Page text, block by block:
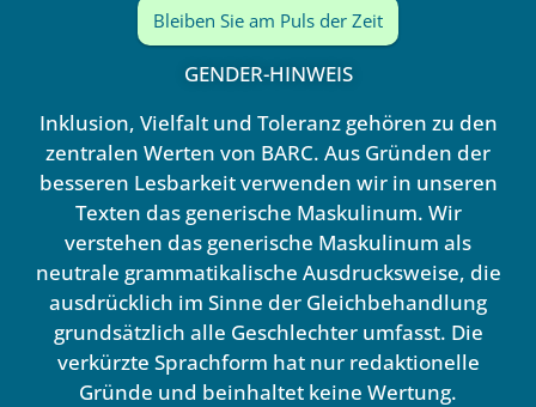
Bleiben Sie am Puls der Zeit
GENDER-HINWEIS
Inklusion, Vielfalt und Toleranz gehören zu den
zentralen Werten von BARC. Aus Gründen der
besseren Lesbarkeit verwenden wir in unseren
Texten das generische Maskulinum. Wir
verstehen das generische Maskulinum als
neutrale grammatikalische Ausdrucksweise, die
ausdrücklich im Sinne der Gleichbehandlung
grundsätzlich alle Geschlechter umfasst. Die
verkürzte Sprachform hat nur redaktionelle
Gründe und beinhaltet keine Wertung.